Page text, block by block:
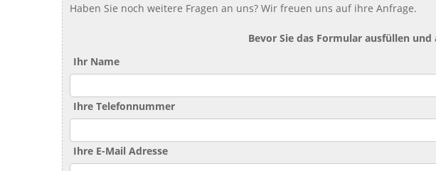
Haben Sie noch weitere Fragen an uns? Wir freuen uns auf ihre Anfrage.
Bevor Sie das Formular ausfüllen
Ihr Name
Ihre Telefonnummer
Ihre E-Mail Adresse